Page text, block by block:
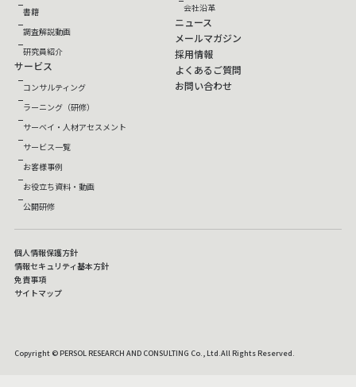
書籍
調査解説動画
研究員紹介
サービス
コンサルティング
ラーニング（研修）
サーベイ・人材アセスメント
サービス一覧
お客様事例
お役立ち資料・動画
公開研修
会社沿革
ニュース
メールマガジン
採用情報
よくあるご質問
お問い合わせ
Copyright © PERSOL RESEARCH AND CONSULTING Co., Ltd.All Rights Reserved.
個人情報保護方針
情報セキュリティ基本方針
免責事項
サイトマップ